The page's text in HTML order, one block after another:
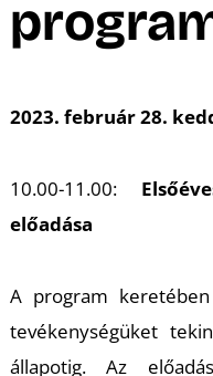
2023. február 28.
10.00-11.00:
előadása
A program
tevékenységüket
állapotig. Az